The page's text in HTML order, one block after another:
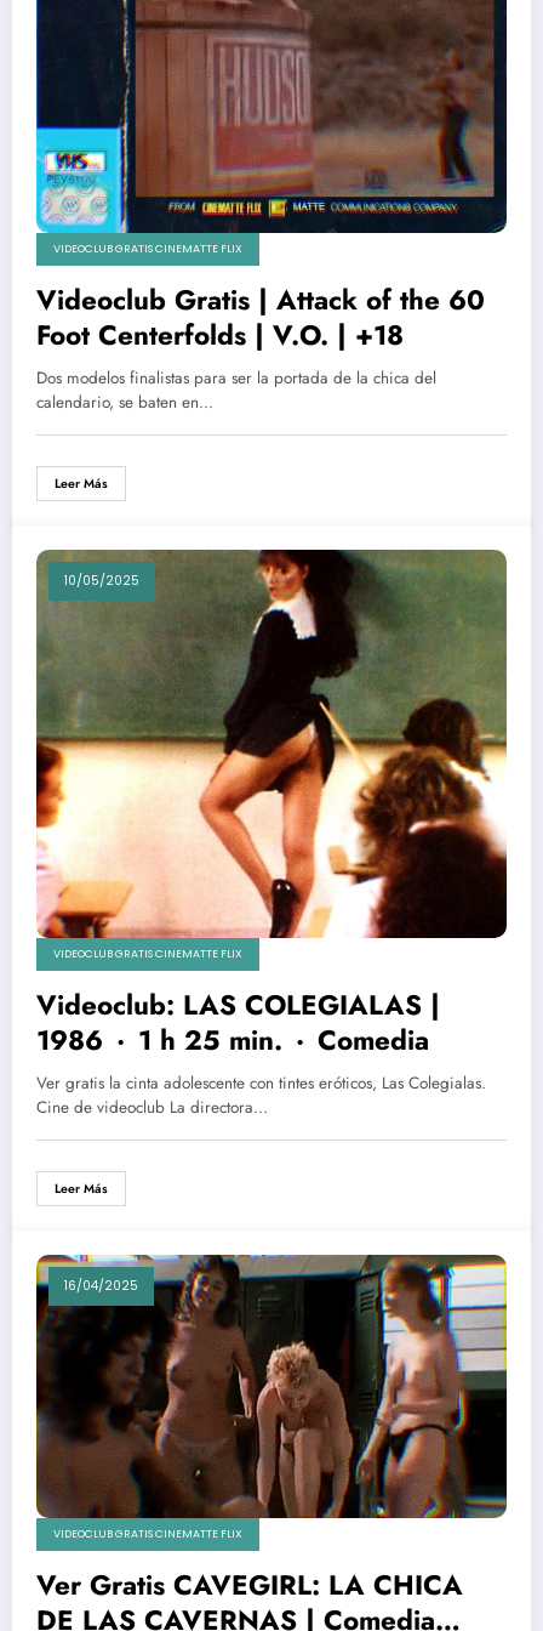
VIDEOCLUB GRATIS CINEMATTE FLIX
Videoclub Gratis | Attack of the 60
Foot Centerfolds | V.O. | +18
Dos modelos finalistas para ser la portada de la chica del
calendario, se baten en…
Leer Más
10/05/2025
VIDEOCLUB GRATIS CINEMATTE FLIX
Videoclub: LAS COLEGIALAS |
1986 · 1 h 25 min. · Comedia
Ver gratis la cinta adolescente con tintes eróticos, Las Colegialas.
Cine de videoclub La directora…
Leer Más
16/04/2025
VIDEOCLUB GRATIS CINEMATTE FLIX
Ver Gratis CAVEGIRL: LA CHICA
DE LAS CAVERNAS | Comedia